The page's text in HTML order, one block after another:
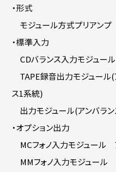
・形式
モジュール方式プリアンプ
・標準入力
CDバランス入力モジュー
TAPE録音出力モジュール(
ス1系統)
出力モジュール(アンバラ
・オプション出力
MCフォノ入力モジュール
MMフォノ入力モジュール